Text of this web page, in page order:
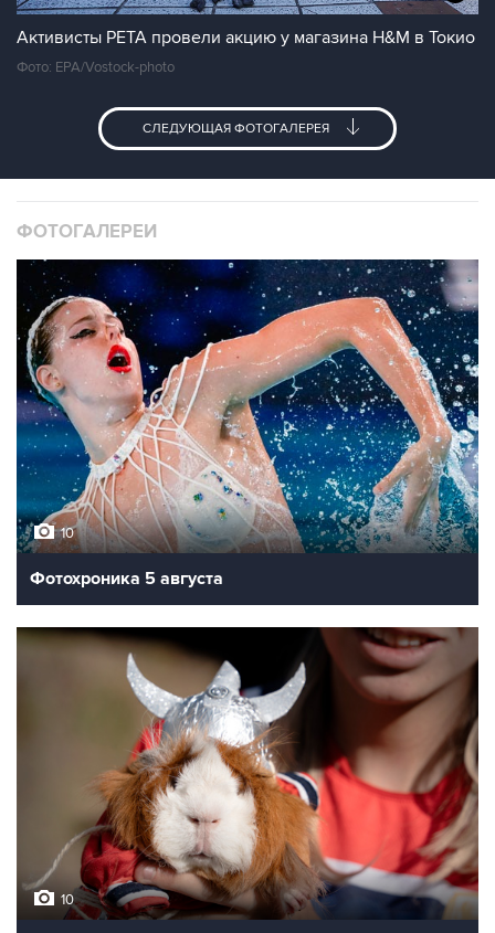
Активисты PETA провели акцию у магазина H&M в Токио
Фото: EPA/Vostock-photo
СЛЕДУЮЩАЯ ФОТОГАЛЕРЕЯ
ФОТОГАЛЕРЕИ
10
Фотохроника 5 августа
10